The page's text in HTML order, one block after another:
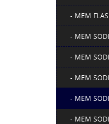
- MEM
- MEM
- MEM
- MEM
- MEM
- MEM